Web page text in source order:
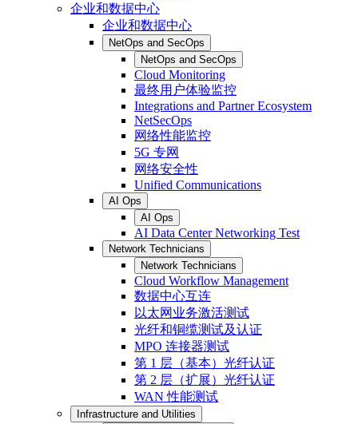
企业和数据中心
企业和数据中心
NetOps and SecOps
NetOps and SecOps
Cloud Monitoring
最终用户体验监控
Integrations and Partner Ecosystem
NetSecOps
网络性能监控
5G 专网
网络安全性
Unified Communications
AI Ops
AI Ops
AI Data Center Networking Test
Network Technicians
Network Technicians
Cloud Workflow Management
数据中心互连
以太网业务激活测试
光纤和铜缆测试及认证
MPO 连接器测试
第 1 层（基本）光纤认证
第 2 层（扩展）光纤认证
WAN 性能测试
Infrastructure and Utilities